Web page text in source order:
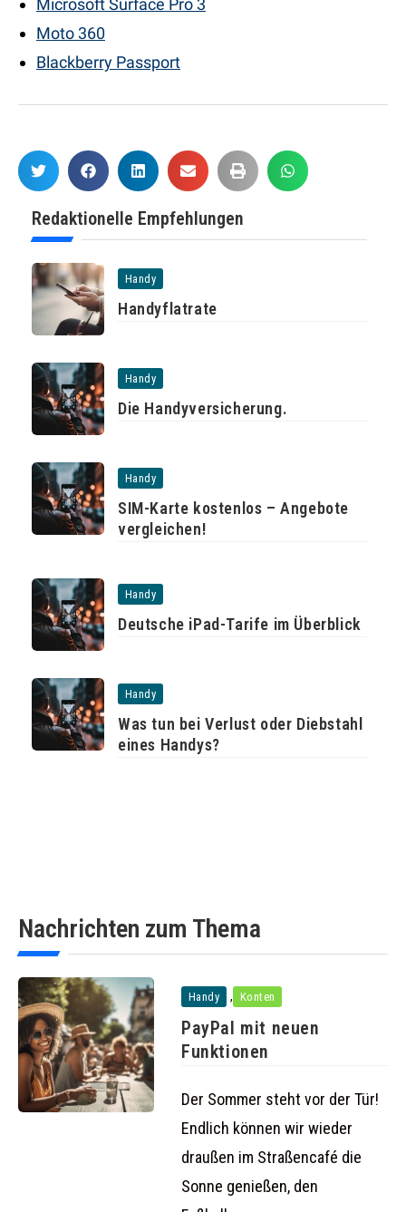
Microsoft Surface Pro 3
Moto 360
Blackberry Passport
Redaktionelle Empfehlungen
Handy
Handyflatrate
Handy
Die Handyversicherung.
Handy
SIM-Karte kostenlos – Angebote
vergleichen!
Handy
Deutsche iPad-Tarife im Überblick
Handy
Was tun bei Verlust oder Diebstahl
eines Handys?
Nachrichten zum Thema
Handy , Konten
PayPal mit neuen
Funktionen
Der Sommer steht vor der Tür!
Endlich können wir wieder
draußen im Straßencafé die
Sonne genießen, den